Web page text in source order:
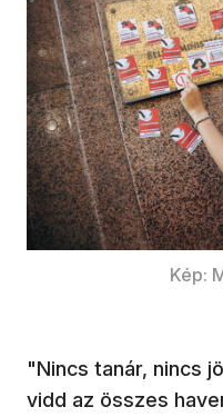
Kép:
"Nincs tanár, nincs
vidd az összes